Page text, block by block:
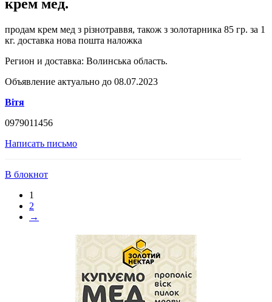
крем мед.
продам крем мед з різнотраввя, також з золотарника 85 гр. за 1
кг. доставка нова пошта наложка
Регион и доставка: Волинська область.
Объявление актуально до 08.07.2023
Вітя
0979011456
Написать письмо
В блокнот
1
2
→